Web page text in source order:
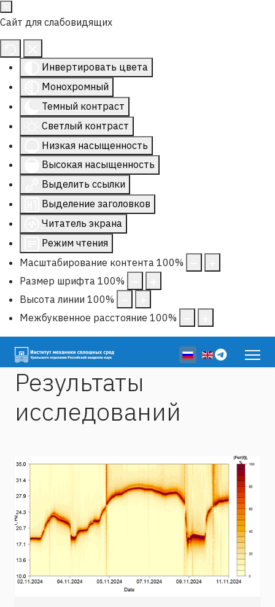
Сайт для слабовидящих
Инвертировать цвета
Монохромный
Темный контраст
Светлый контраст
Низкая насыщенность
Высокая насыщенность
Выделить ссылки
Выделение заголовков
Читатель экрана
Режим чтения
Масштабирование контента 100%
Размер шрифта 100%
Высота линии 100%
Межбуквенное расстояние 100%
Выберите язык
Результаты
исследований